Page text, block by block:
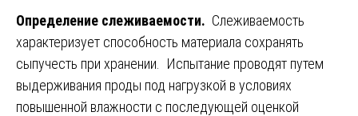
Определение слеживаемости. Слеживаемость
характеризует способность материала сохранять
сыпучесть при хранении. Испытание проводят путем
выдерживания проды под нагрузкой в условиях
повышенной влажности с последующей оценкой